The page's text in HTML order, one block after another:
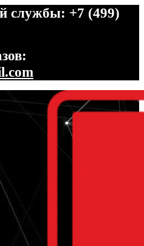
службы: +7 (499)